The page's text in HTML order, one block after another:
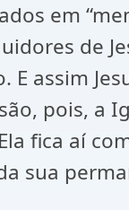
em
de
assim
pois, a
fica aí
sua